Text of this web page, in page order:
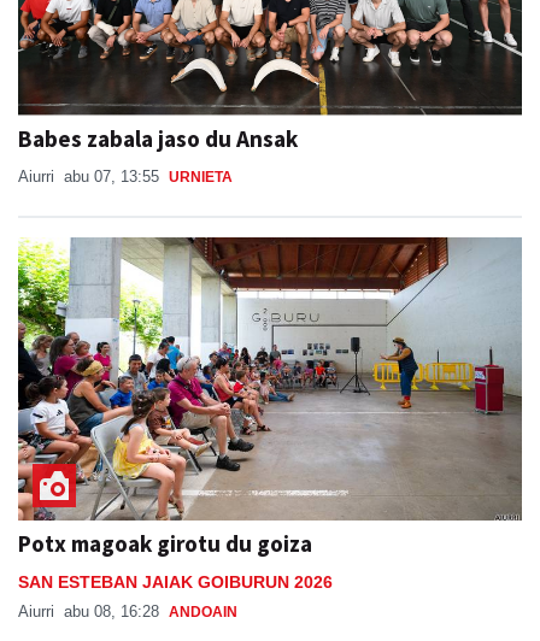
Babes zabala jaso du Ansak
Aiurri abu 07, 13:55 URNIETA
Potx magoak girotu du goiza
SAN ESTEBAN JAIAK GOIBURUN 2026
Aiurri abu 08, 16:28 ANDOAIN